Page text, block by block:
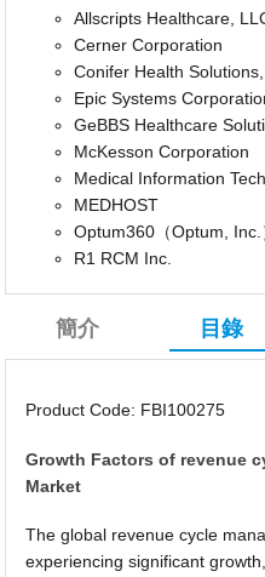
Allscripts Healthcare,
Cerner Corporation
Conifer Health Solutions,
Epic Systems
GeBBS Healthcare
McKesson Corporation
Medical Information
MEDHOST
Optum360（Optum, Inc.
R1 RCM Inc.
簡介 目錄
Product Code: FBI100275
Growth Factors of revenue
Market
The global revenue cycle
experiencing significant